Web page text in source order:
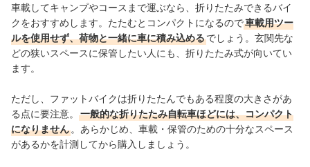
車載してキャンプやコースまで運ぶなら、折りたたみできるバイ
クをおすすめします。たたむとコンパクトになるので車載用ツー
ルを使用せず、荷物と一緒に車に積み込めるでしょう。玄関先な
どの狭いスペースに保管したい人にも、折りたたみ式が向いてい
ます。
ただし、ファットバイクは折りたたんでもある程度の大きさがあ
る点に要注意。
一般的な折りたたみ自転車ほどには、コンパクト
になりません 。あらかじめ、車載・保管のための十分なスペース
があるかを計測してから購入しましょう。